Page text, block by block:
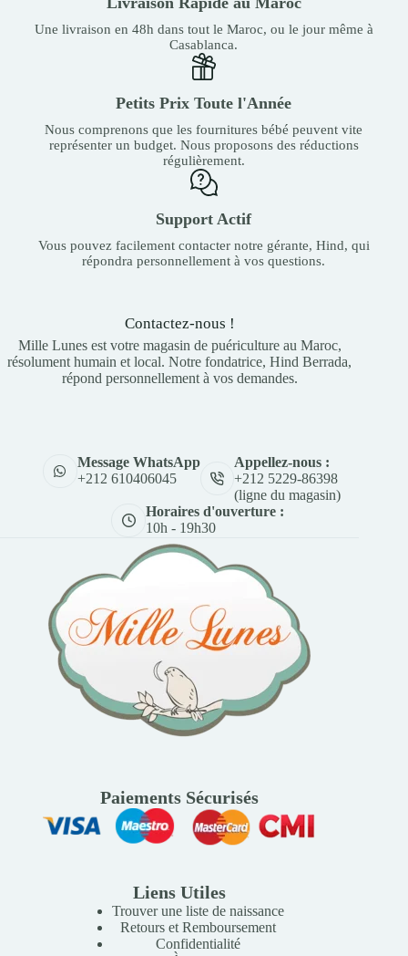
Une livraison en 48h dans tout le Maroc, ou le jour même à
Casablanca.
Petits Prix Toute l'Année
Nous comprenons que les fournitures bébé peuvent vite
représenter un budget. Nous proposons des réductions
régulièrement.
Support Actif
Vous pouvez facilement contacter notre gérante, Hind, qui
répondra personnellement à vos questions.
Contactez-nous !
Mille Lunes est votre magasin de puériculture au Maroc,
résolument humain et local. Notre fondatrice, Hind Berrada,
répond personnellement à vos demandes.
Message WhatsApp
+212 610406045
Appellez-nous :
+212 5229-86398
(ligne du magasin)
Horaires d'ouverture :
10h - 19h30
Paiements Sécurisés
Liens Utiles
Trouver une liste de naissance
Retours et Remboursement
Confidentialité